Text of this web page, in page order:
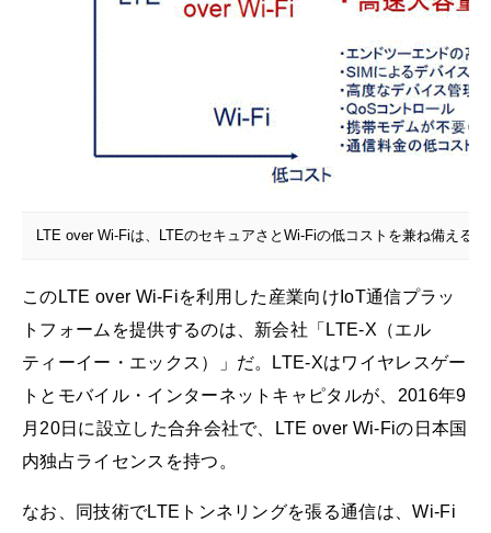
LTE over Wi-Fiは、LTEのセキュアさとWi-Fiの低コストを兼ね備える
このLTE over Wi-Fiを利用した産業向けIoT通信プラッ
トフォームを提供するのは、新会社「LTE-X（エル
ティーイー・エックス）」だ。LTE-Xはワイヤレスゲー
トとモバイル・インターネットキャピタルが、2016年9
月20日に設立した合弁会社で、LTE over Wi-Fiの日本国
内独占ライセンスを持つ。
なお、同技術でLTEトンネリングを張る通信は、Wi-Fi